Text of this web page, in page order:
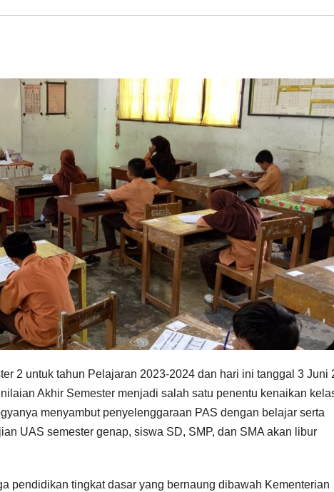
2 untuk tahun Pelajaran 2023-2024 dan hari ini tanggal 3 Juni
Akhir Semester menjadi salah satu penentu kenaikan
menyambut penyelenggaraan PAS dengan belajar serta
UAS semester genap, siswa SD, SMP, dan SMA akan libur
pendidikan tingkat dasar yang bernaung dibawah Kementerian